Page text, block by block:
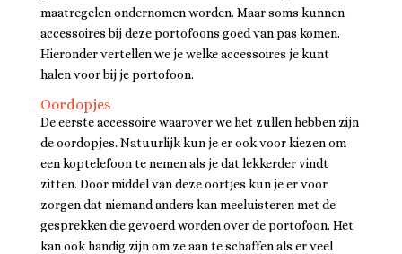
maatregelen ondernomen worden. Maar soms kunnen
accessoires bij deze portofoons goed van pas komen.
Hieronder vertellen we je welke accessoires je kunt
halen voor bij je portofoon.
Oordopjes
De eerste accessoire waarover we het zullen hebben zijn
de oordopjes. Natuurlijk kun je er ook voor kiezen om
een koptelefoon te nemen als je dat lekkerder vindt
zitten. Door middel van deze oortjes kun je er voor
zorgen dat niemand anders kan meeluisteren met de
gesprekken die gevoerd worden over de portofoon. Het
kan ook handig zijn om ze aan te schaffen als er veel